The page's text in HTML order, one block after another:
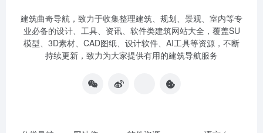
建筑曲奇导航 ，致力于收集整理建筑、规划、景观、室内等专
业必备的设计、工具、资讯、软件类建筑网站大全，覆盖SU
模型、3D素材、CAD图纸、设计软件、AI工具等资源，不断
持续更新，致力为大家提供有用的建筑导航服务